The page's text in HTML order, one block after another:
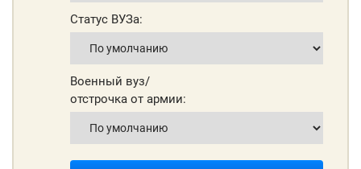
Статус ВУЗа:
Военный вуз/
отстрочка от армии: